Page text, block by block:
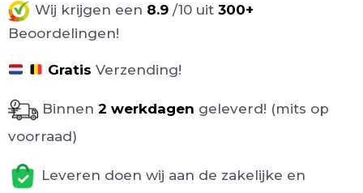
Wij krijgen een 8.9 /10 uit 300+
Beoordelingen!
Gratis Verzending!
Binnen 2 werkdagen geleverd! (mits op
voorraad)
Leveren doen wij aan de zakelijke en